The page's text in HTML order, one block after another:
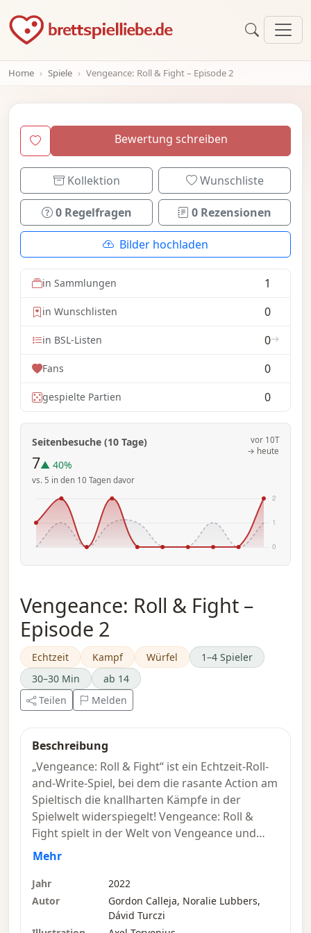
Home Spiele Vengeance: Roll & Fight – Episode 2
Bewertung schreiben
Kollektion Wunschliste
0 Regelfragen 0 Rezensionen
Bilder hochladen
in Sammlungen 1
in Wunschlisten 0
in BSL-Listen 0
Fans 0
gespielte Partien 0
Seitenbesuche (10 Tage)
7▲ 40%
vs. 5 in den 10 Tagen davor
vor 10T
→ heute
Vengeance: Roll & Fight –
Episode 2
Echtzeit Kampf Würfel
1–4 Spieler
30–30 Min
ab 14
Teilen
Melden
Beschreibung
„Vengeance: Roll & Fight“ ist ein Echtzeit-Roll-
and-Write-Spiel, bei dem die rasante Action am
Spieltisch die knallharten Kämpfe in der
Spielwelt widerspiegelt! Vengeance: Roll &
Fight spielt in der Welt von Vengeance und
wurde von Dávid Turczi, Noralie Lubbers und
eigenständiges Spiel, das die rasanten
Würfelrätsel des Originalspiels Vengeance in
Roll-and-Write-Mechaniken verwandelt, bei
Mehr
Jahr
2022
Autor
Gordon Calleja, Noralie Lubbers,
Dávid Turczi